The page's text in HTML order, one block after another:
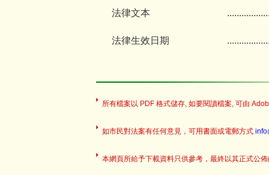
法律文本
法律生效日期
所有檔案以 PDF 格式儲存, 如要閱讀檔案, 可由
如市民對法案有任何意見，可用書面或電郵方式
本網頁所給予下載資料只供參考，最終以其正式公